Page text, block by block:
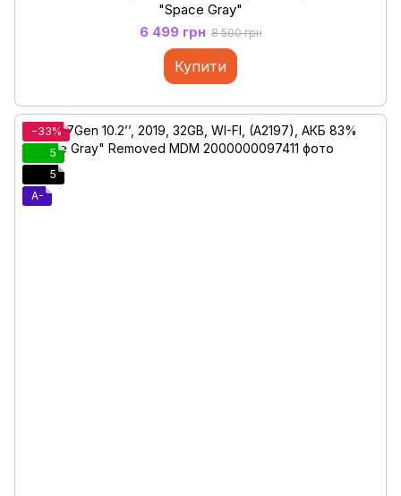
"Space Gray"
6 499 грн 8 500 грн
Купити
−33%
5
5
A-